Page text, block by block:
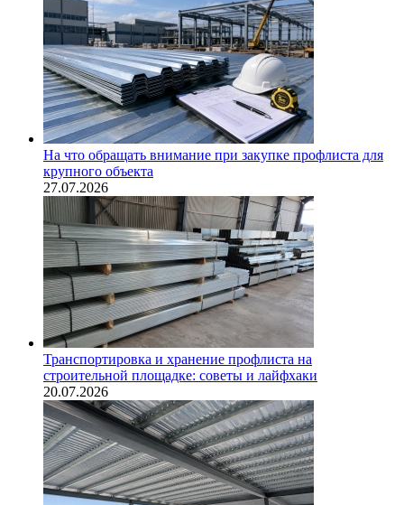
На что обращать внимание при закупке профлиста для
крупного объекта
27.07.2026
Транспортировка и хранение профлиста на
строительной площадке: советы и лайфхаки
20.07.2026